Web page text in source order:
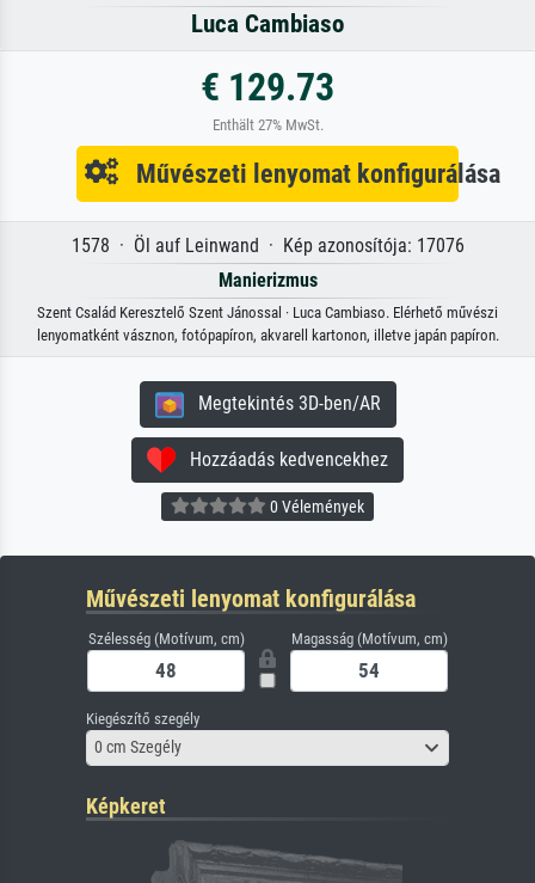
Luca Cambiaso
€ 129.73
Enthält 27% MwSt.
Művészeti lenyomat konfigurálása
1578 · Öl auf Leinwand · Kép azonosítója: 17076
Manierizmus
Szent Család Keresztelő Szent Jánossal · Luca Cambiaso. Elérhető művészi
lenyomatként vásznon, fotópapíron, akvarell kartonon, illetve japán papíron.
Megtekintés 3D-ben/AR
Hozzáadás kedvencekhez
0 Vélemények
Művészeti lenyomat konfigurálása
Szélesség (Motívum, cm) Magasság (Motívum, cm)
Kiegészítő szegély
0 cm Szegély
Képkeret